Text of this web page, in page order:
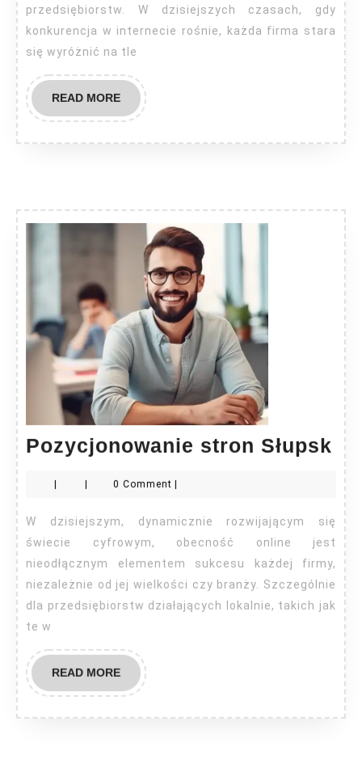
przedsiębiorstw. W dzisiejszych czasach, gdy
konkurencja w internecie rośnie, każda firma stara
się wyróżnić na tle
READ MOREREAD
MORE
Pozycjonowanie stron Słupsk
0 Comment
W dzisiejszym, dynamicznie rozwijającym się
świecie cyfrowym, obecność online jest
nieodłącznym elementem sukcesu każdej firmy,
niezależnie od jej wielkości czy branży. Szczególnie
dla przedsiębiorstw działających lokalnie, takich jak
te w
READ MOREREAD
MORE